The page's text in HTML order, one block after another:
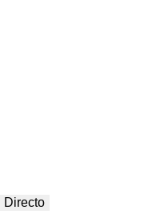
Directo